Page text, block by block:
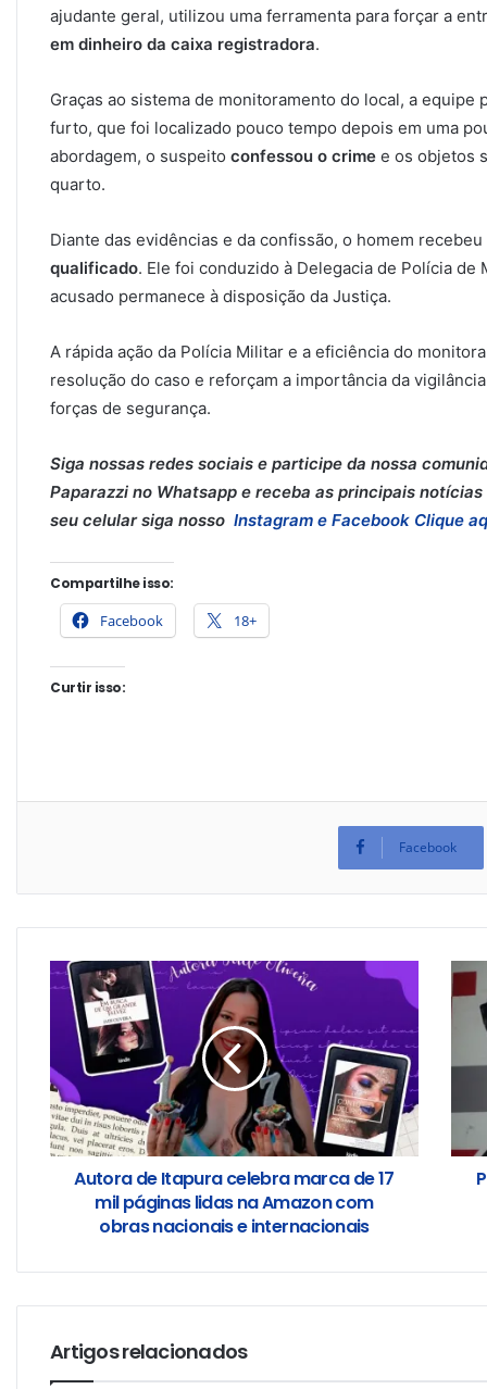
ajudante geral, utilizou uma ferramenta para forçar a
em dinheiro da caixa registradora.
Graças ao sistema de monitoramento do local, a
furto, que foi localizado pouco tempo depois em uma
abordagem, o suspeito confessou o crime e os objetos
quarto.
Diante das evidências e da confissão, o homem
qualificado. Ele foi conduzido à Delegacia de Polícia
acusado permanece à disposição da Justiça.
A rápida ação da Polícia Militar e a eficiência do
resolução do caso e reforçam a importância da
forças de segurança.
Siga nossas redes sociais e participe da nossa
Paparazzi no Whatsapp e receba as principais
seu celular siga nosso Instagram e Facebook Clique
Compartilhe isso:
Facebook 18+
Curtir isso:
Facebook
Autora de Itapura celebra marca de 17
mil páginas lidas na Amazon com
obras nacionais e internacionais
Artigos relacionados